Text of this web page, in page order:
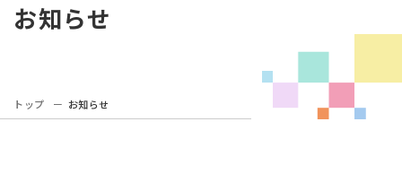
お知らせ
トップ お知らせ